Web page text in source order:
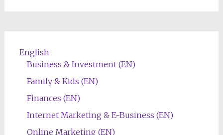
English
Business & Investment (EN)
Family & Kids (EN)
Finances (EN)
Internet Marketing & E-Business (EN)
Online Marketing (EN)